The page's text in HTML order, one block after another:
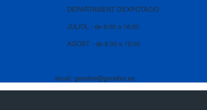
DEPARTAMENT D'EXPOTACIO
JULIOL - de 8:00 a 16:00
AGOST - de 8:00 a 15:00
email: genebre@genebre.es